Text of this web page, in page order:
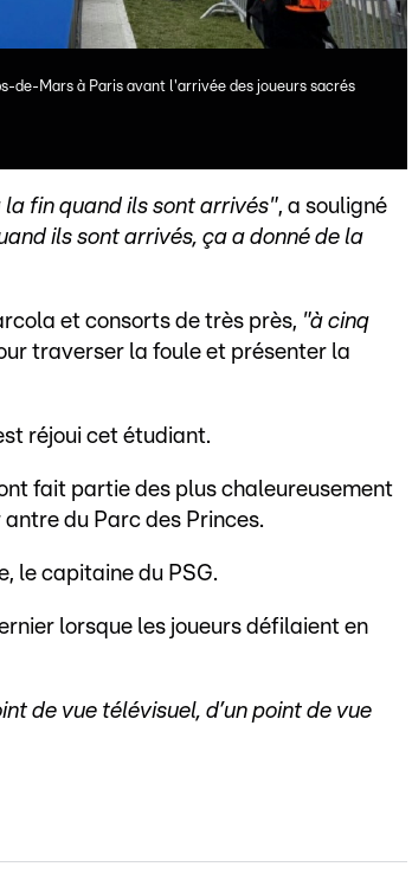
de-Mars à Paris avant l'arrivée des joueurs sacrés
la fin quand ils sont arrivés", a souligné
ils sont arrivés, ça a donné de la
et consorts de très près, "à cinq
traverser la foule et présenter la
réjoui cet étudiant.
fait partie des plus chaleureusement
du Parc des Princes.
le capitaine du PSG.
lorsque les joueurs défilaient en
de vue télévisuel, d’un point de vue